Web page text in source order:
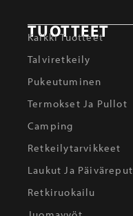
TUOTTEET
Kaikki Tuotteet
Talviretkeily
Pukeutuminen
Termokset Ja Pullot
Camping
Retkeilytarvikkeet
Laukut Ja Päiväreput
Retkiruokailu